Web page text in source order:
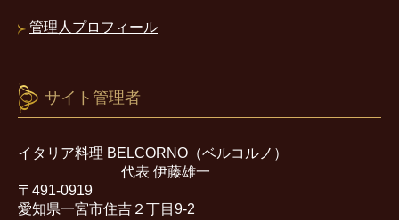
管理人プロフィール
サイト管理者
イタリア料理 BELCORNO（ベルコルノ）
代表 伊藤雄一
〒491-0919
愛知県一宮市住吉２丁目9-2